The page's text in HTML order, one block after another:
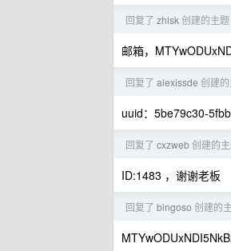
回复了 zhlsk创建的主题
邮箱，
回复了 alexissde 创建
uuid：5be79c30-
回复了 cxzweb创建的
ID:1483 ，谢谢老板
回复了 bingoso 创建的